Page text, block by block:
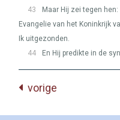
43
Maar Hij zei tegen
Evangelie van het Koninkrijk
Ik uitgezonden.
44
En Hij predikte in de
vorige